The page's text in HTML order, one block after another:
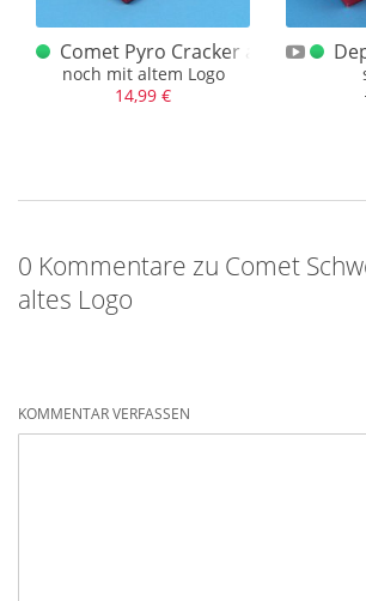
LogoComet Pyro Cracker altes Logo /
noch mit altem Logo
14,99 €
0 Kommentare zu Comet
altes Logo
KOMMENTAR VERFASSEN